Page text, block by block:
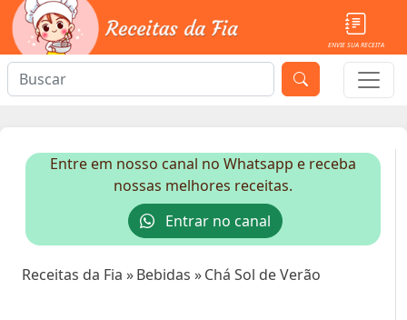
ENVIE SUA RECEITA
Entre em nosso canal no Whatsapp e receba
nossas melhores receitas.
Entrar no canal
Receitas da Fia »Bebidas »Chá Sol de Verão